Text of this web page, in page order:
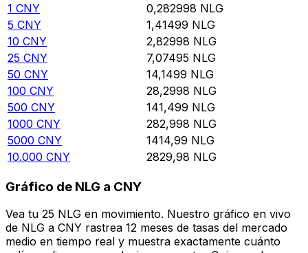
1 CNY 0,282998 NLG
5 CNY 1,41499 NLG
10 CNY 2,82998 NLG
25 CNY 7,07495 NLG
50 CNY 14,1499 NLG
100 CNY 28,2998 NLG
500 CNY 141,499 NLG
1000 CNY 282,998 NLG
5000 CNY 1414,99 NLG
10.000 CNY 2829,98 NLG
Gráfico de NLG a CNY
Vea tu 25 NLG en movimiento. Nuestro gráfico en vivo
de NLG a CNY rastrea 12 meses de tasas del mercado
medio en tiempo real y muestra exactamente cuánto